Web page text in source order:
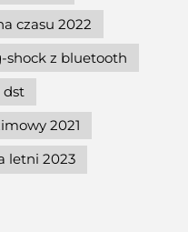
czasu 2022
shock z bluetooth
dst
2021
letni 2023